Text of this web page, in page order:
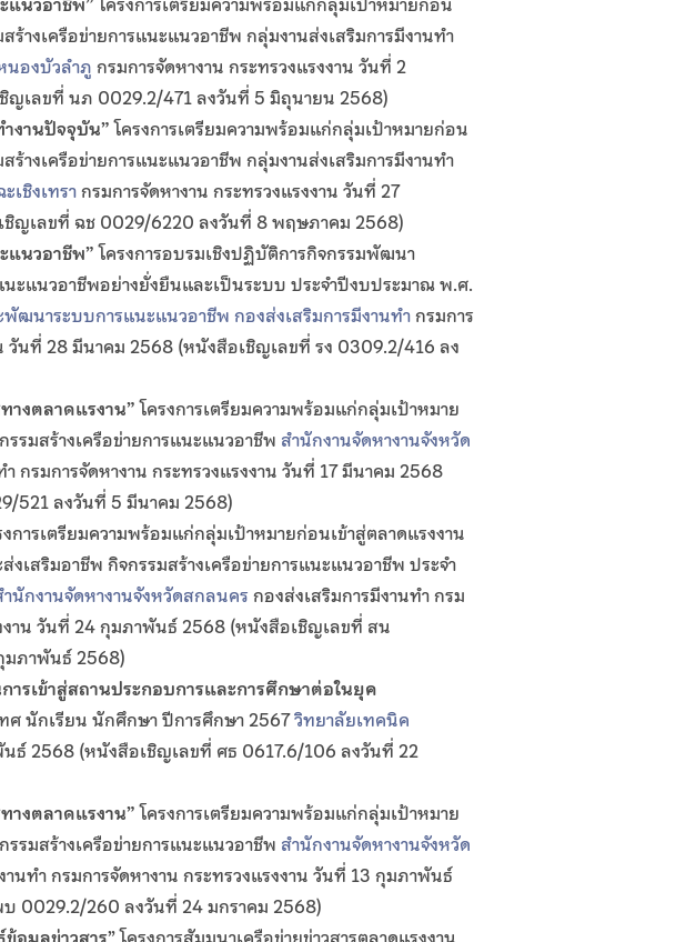
ร้างเครือข่ายการแนะแนวอาชีพ กลุ่มงานส่งเสริมการมีงานทำ
นองบัวลำภูกรมการจัดหางาน กระทรวงแรงงาน วันที่ 2
ญเลขที่ นภ 0029.2/471 ลงวันที่ 5 มิถุนายน 2568)
ำงานปัจจุบัน”โครงการเตรียมความพร้อมแก่กลุ่มเป้าหมายก่อน
ร้างเครือข่ายการแนะแนวอาชีพ กลุ่มงานส่งเสริมการมีงานทำ
เชิงเทรากรมการจัดหางาน กระทรวงแรงงาน วันที่ 27
ญเลขที่ ฉช 0029/6220 ลงวันที่ 8 พฤษภาคม 2568)
แนวอาชีพ”โครงการอบรมเชิงปฏิบัติการกิจกรรมพัฒนา
ะแนวอาชีพอย่างยั่งยืนและเป็นระบบ ประจำปีงบประมาณ พ.ศ.
ฒนาระบบการแนะแนวอาชีพ กองส่งเสริมการมีงานทำกรมการ
วันที่ 28 มีนาคม 2568 (หนังสือเชิญเลขที่ รง 0309.2/416 ลง
างตลาดแรงาน”โครงการเตรียมความพร้อมแก่กลุ่มเป้าหมาย
รมสร้างเครือข่ายการแนะแนวอาชีพ สำนักงานจัดหางานจังหวัด
กรมการจัดหางาน กระทรวงแรงงาน วันที่ 17 มีนาคม 2568
521 ลงวันที่ 5 มีนาคม 2568)
งการเตรียมความพร้อมแก่กลุ่มเป้าหมายก่อนเข้าสู่ตลาดแรงงาน
เสริมอาชีพ กิจกรรมสร้างเครือข่ายการแนะแนวอาชีพ ประจำ
นักงานจัดหางานจังหวัดสกลนครกองส่งเสริมการมีงานทำ กรม
งาน วันที่ 24 กุมภาพันธ์ 2568 (หนังสือเชิญเลขที่ สน
ภาพันธ์ 2568)
ารเข้าสู่สถานประกอบการและการศึกษาต่อในยุค
ศ นักเรียน นักศึกษา ปีการศึกษา 2567วิทยาลัยเทคนิค
ธ์ 2568 (หนังสือเชิญเลขที่ ศธ 0617.6/106 ลงวันที่ 22
างตลาดแรงาน”โครงการเตรียมความพร้อมแก่กลุ่มเป้าหมาย
รมสร้างเครือข่ายการแนะแนวอาชีพ สำนักงานจัดหางานจังหวัด
านทำ กรมการจัดหางาน กระทรวงแรงงาน วันที่ 13 กุมภาพันธ์
0029.2/260 ลงวันที่ 24 มกราคม 2568)